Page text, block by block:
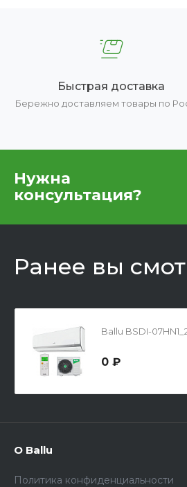
Быстрая доставка
Бережно доставляем товары по
Нужна
консультация?
Ранее вы
Ballu BSDI-
0 ₽
О Ballu
Политика конфиденциальности